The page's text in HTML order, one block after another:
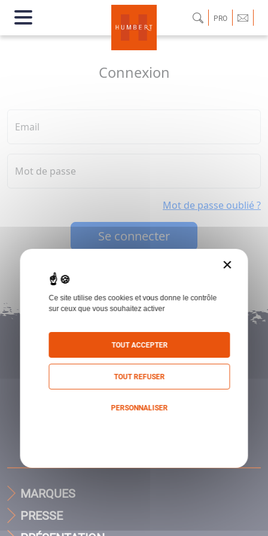
PRO
Connexion
Email
Mot de passe
Mot de passe oublié ?
Se connecter
MARQUES
PRESSE
×
Ce site utilise des cookies et vous donne le contrôle
sur ceux que vous souhaitez activer
TOUT ACCEPTER
TOUT REFUSER
PERSONNALISER